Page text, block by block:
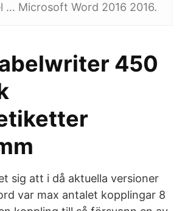
… Microsoft Word 2016 2016.
450
sig att i då aktuella versioner
var max antalet kopplingar 8